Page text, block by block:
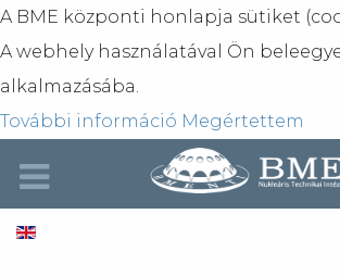
A BME központi honlapja sütiket
A webhely használatával Ön
alkalmazásába.
További információ Megértettem